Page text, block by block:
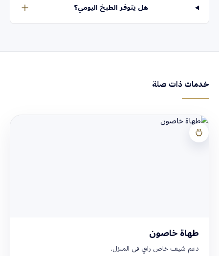
هل يتوفر الطبخ اليومي؟
خدمات ذات صلة
طهاة خاصون
دعم شيف خاص راقٍ في المنزل.